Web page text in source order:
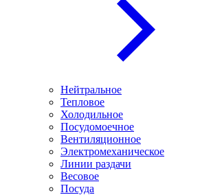
Нейтральное
Тепловое
Холодильное
Посудомоечное
Вентиляционное
Электромеханическое
Линии раздачи
Весовое
Посуда